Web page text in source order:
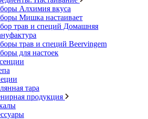
Алхимия вкуса
Мишка настаивает
трав и специй Домашняя
трав и специй Beervingem
для настоек
тара
продукция